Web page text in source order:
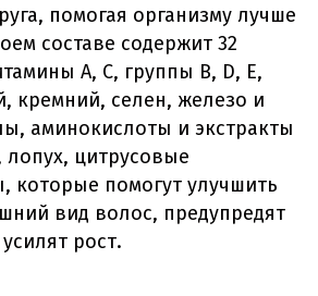
помогая организму лучше
составе содержит 32
А, С, группы В, D, Е,
кремний, селен, железо и
аминокислоты и экстракты
цитрусовые
которые помогут улучшить
вид волос, предупредят
рост.